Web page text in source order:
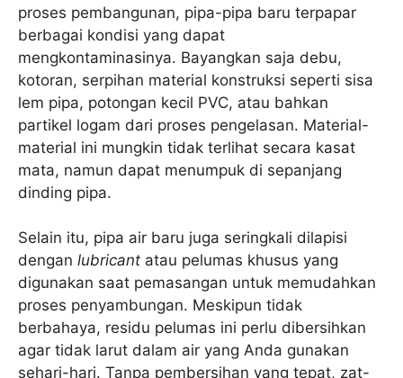
proses pembangunan, pipa-pipa baru terpapar
berbagai kondisi yang dapat
mengkontaminasinya. Bayangkan saja debu,
kotoran, serpihan material konstruksi seperti sisa
lem pipa, potongan kecil PVC, atau bahkan
partikel logam dari proses pengelasan. Material-
material ini mungkin tidak terlihat secara kasat
mata, namun dapat menumpuk di sepanjang
dinding pipa.
Selain itu, pipa air baru juga seringkali dilapisi
dengan lubricant atau pelumas khusus yang
digunakan saat pemasangan untuk memudahkan
proses penyambungan. Meskipun tidak
berbahaya, residu pelumas ini perlu dibersihkan
agar tidak larut dalam air yang Anda gunakan
sehari-hari. Tanpa pembersihan yang tepat, zat-